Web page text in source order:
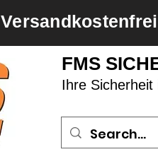
FMS
Ihre Sicherheit